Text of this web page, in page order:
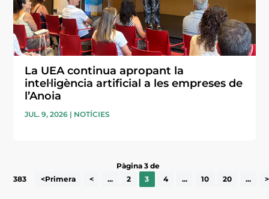
La UEA continua apropant la
intel·ligència artificial a les empreses de
l’Anoia
JUL. 9, 2026 | NOTÍCIES
Pàgina 3 de
383
<Primera < ... 2 3 4 ... 10 20 ... >